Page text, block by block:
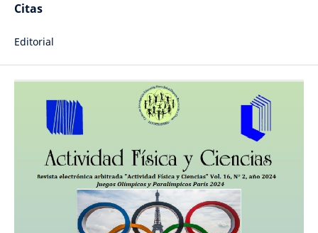
Citas
Editorial